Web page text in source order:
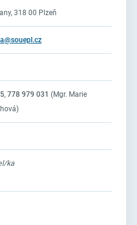
318 00 Plzeň
, 778 979 031 (Mgr. Marie
ka